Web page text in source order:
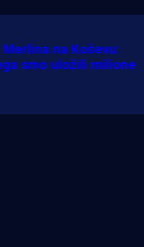
na Koševu:
smo uložili milione